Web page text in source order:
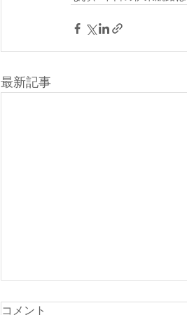
最新記事
本日（８月８日・土曜日）の
コメント